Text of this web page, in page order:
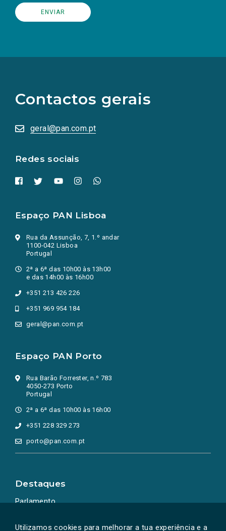
Utilizamos cookies para melhorar a tua experiência e a
Contactos gerais
geral@pan.com.pt
Redes sociais
redes
sociais
numa
nova
Espaço PAN Lisboa
Rua da Assunção, 7, 1.º andar
1100-042 Lisboa
Portugal
2ª a 6ª das 10h00 às 13h00
e das 14h00 às 16h00
+351 213 426 226
+351 969 954 184
geral@pan.com.pt
Espaço PAN Porto
Rua Barão Forrester, n.º 783
4050-273 Porto
Portugal
2ª a 6ª das 10h00 às 16h00
+351 228 329 273
porto@pan.com.pt
Destaques
Parlamento